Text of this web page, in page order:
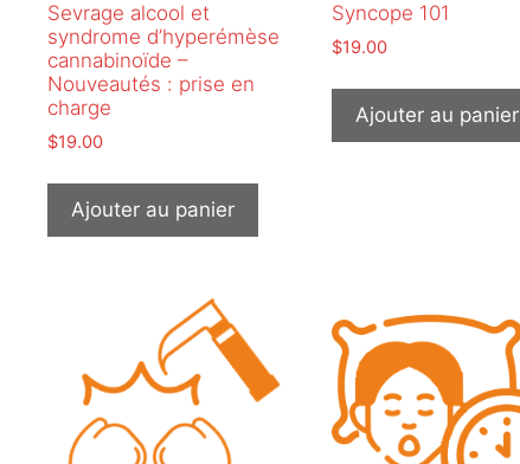
Sevrage alcool et
syndrome d’hyperémèse
cannabinoïde –
Nouveautés : prise en
charge
$19.00
Ajouter au panier
Syncope 101
$19.00
Ajouter au panier